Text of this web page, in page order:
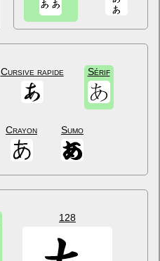
Cursive rapide Sérif
Crayon Sumo
128